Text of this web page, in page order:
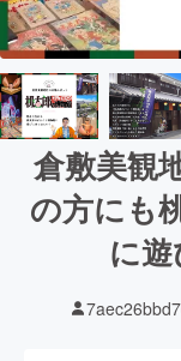
倉敷美観
の方にも
に